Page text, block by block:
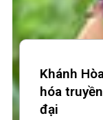
Khánh
hóa
đại